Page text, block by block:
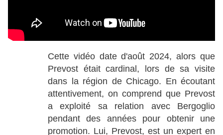
Cette vidéo date d'août 2024, alors que
Prevost était cardinal, lors de sa visite
dans la région de Chicago. En écoutant
attentivement, on comprend que Prevost
a exploité sa relation avec Bergoglio
pendant des années pour obtenir une
promotion. Lui, Prevost, est un expert en